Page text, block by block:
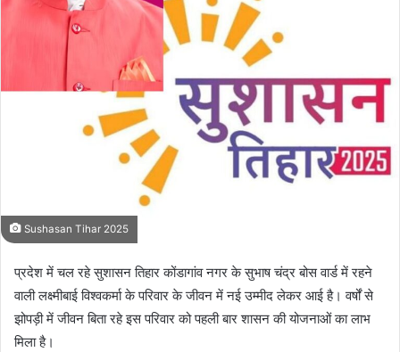
Sushasan Tihar 2025
प्रदेश में चल रहे सुशासन तिहार कोंडागांव नगर के सुभाष चंद्र बोस वार्ड में रहने
वाली लक्ष्मीबाई विश्वकर्मा के परिवार के जीवन में नई उम्मीद लेकर आई है। वर्षों से
झोपड़ी में जीवन बिता रहे इस परिवार को पहली बार शासन की योजनाओं का लाभ
मिला है।